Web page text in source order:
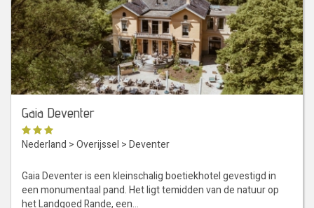
Gaia Deventer
Nederland >Overijssel >Deventer
Gaia Deventer is een kleinschalig boetiekhotel gevestigd in
een monumentaal pand. Het ligt temidden van de natuur op
het Landgoed Rande, een…